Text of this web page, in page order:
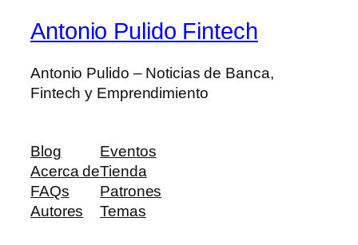
Antonio Pulido Fintech
Antonio Pulido – Noticias de Banca,
Fintech y Emprendimiento
Blog
Acerca de
FAQs
Autores
Eventos
Tienda
Patrones
Temas